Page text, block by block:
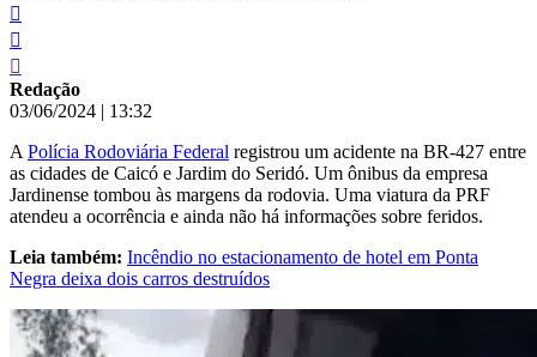
Redação
03/06/2024 | 13:32
A Polícia Rodoviária Federal registrou um acidente na BR-427 entre
as cidades de Caicó e Jardim do Seridó. Um ônibus da empresa
Jardinense tombou às margens da rodovia. Uma viatura da PRF
atendeu a ocorrência e ainda não há informações sobre feridos.
Leia também: Incêndio no estacionamento de hotel em Ponta
Negra deixa dois carros destruídos